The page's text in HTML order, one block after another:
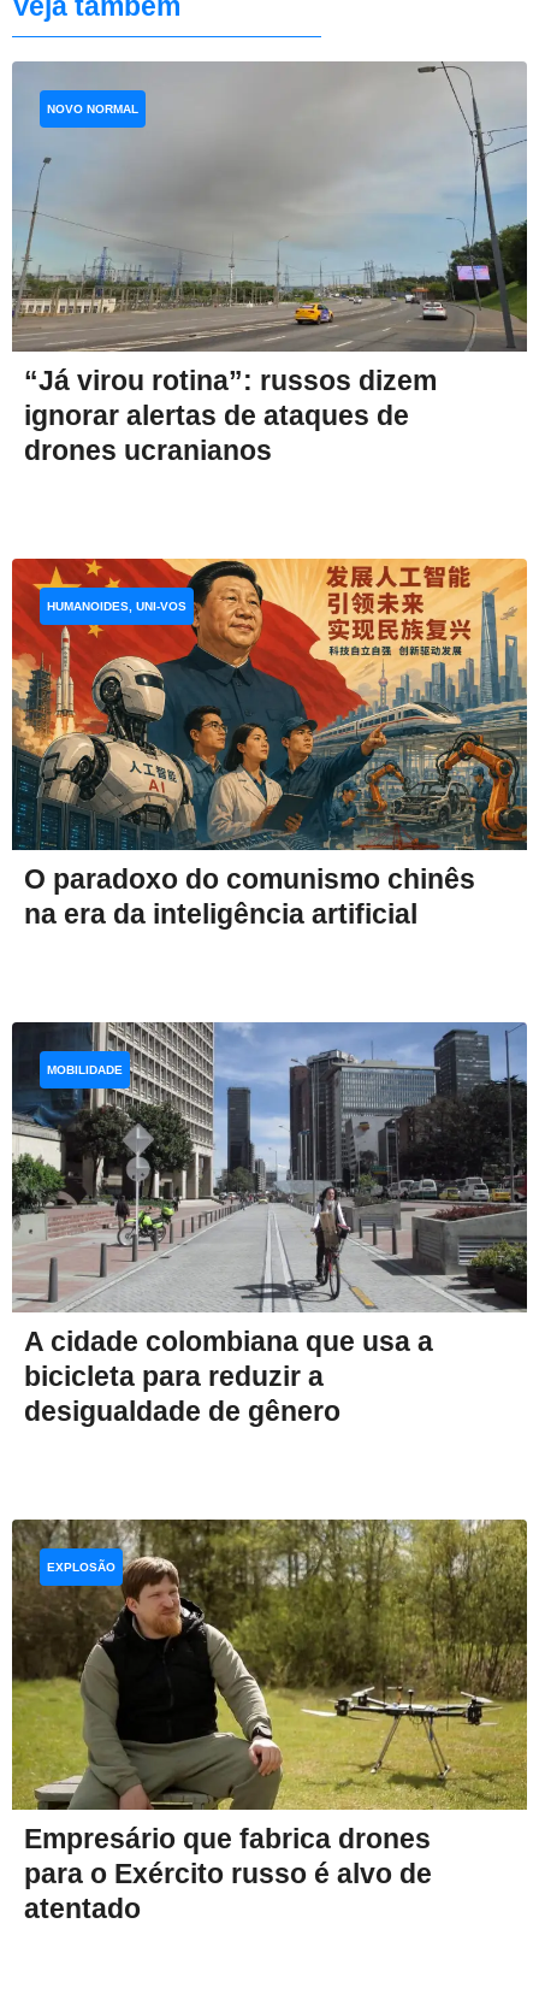
“Já virou rotina”: russos dizem
ignorar alertas de ataques de
drones ucranianos
NOVO NORMAL
O paradoxo do comunismo chinês
na era da inteligência artificial
HUMANOIDES, UNI-VOS
A cidade colombiana que usa a
bicicleta para reduzir a
desigualdade de gênero
MOBILIDADE
Empresário que fabrica drones
para o Exército russo é alvo de
atentado
EXPLOSÃO